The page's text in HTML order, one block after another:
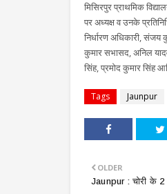
मिसिरपुर प्राथमिक
पर अध्यक्ष व उनके
निर्धारण अधिकारी,
कुमार सभासद, अनिल
सिंह, प्रमोद कुमार सिंह
Tags Jaunpur
OLDER
Jaunpur : चोरी के 2